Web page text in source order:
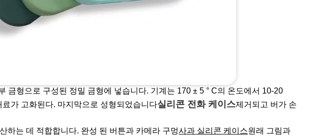
금형으로 구성된 정밀 금형에 넣습니다. 기계는 170 ± 5 ° C의 온도에서 10-20
가 고화된다. 마지막으로 성형되었습니다실리콘 전화 케이스제거되고 버가 손
하는 데 적합합니다. 완성 된 버튼과 카메라 구멍사과 실리콘 케이스원래 그림과